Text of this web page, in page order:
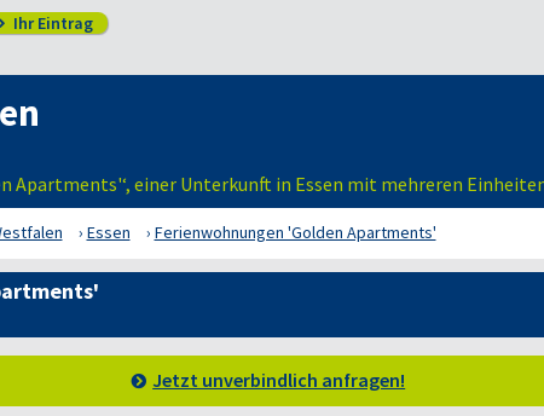
Ihr Eintrag
Apartments'‘, einer Unterkunft in Essen mit mehreren
Essen Ferienwohnungen 'Golden Apartments'
Jetzt unverbindlich anfragen!